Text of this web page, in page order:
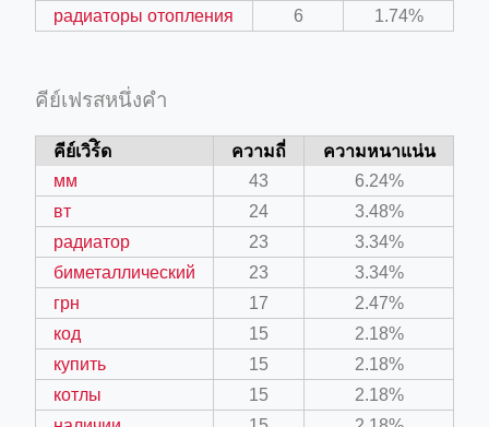
радиаторы отопления
6 1.74%
คีย์เฟรสหนึ่งคำ
คีย์เวิร์ิด ความถี่
ความหนาแน่น
мм
43
6.24%
вт
24
3.48%
радиатор
23
3.34%
биметаллический
23
3.34%
грн
17
2.47%
код
15
2.18%
купить
15
2.18%
котлы
15
2.18%